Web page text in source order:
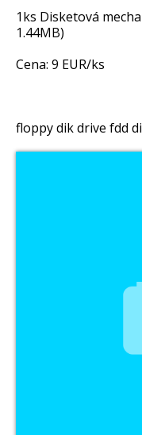
1ks Disketová
1.44MB)
Cena: 9 EUR/ks
floppy dik drive fdd